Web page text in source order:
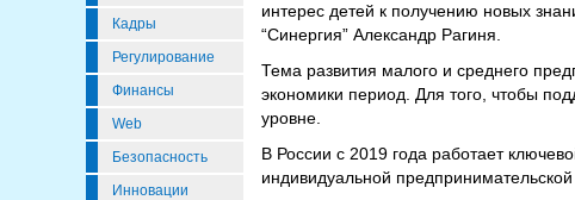
Кадры
Регулирование
Финансы
Web
Безопасность
Инновации
интерес детей к получению новых
“Синергия” Александр Рагиня.
Тема развития малого и среднего
экономики период. Для того, чтобы
уровне.
В России с 2019 года работает
индивидуальной